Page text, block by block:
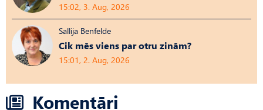
15:02, 3. Aug, 2026
Sallija Benfelde
Cik mēs viens par otru zinām?
15:01, 2. Aug, 2026
Komentāri